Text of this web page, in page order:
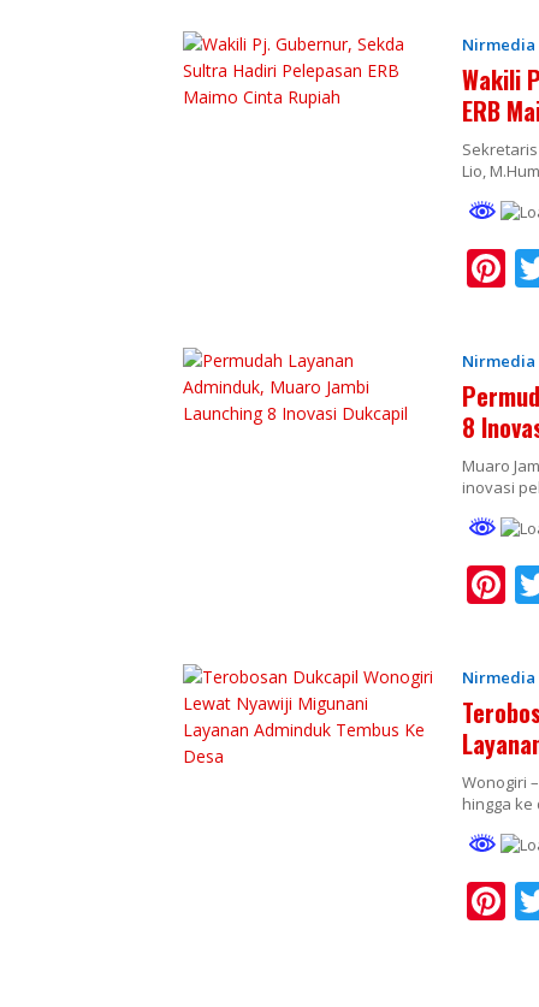
er
e
st
Nirmedia
Wakili
ERB
Lio,
Pi
er
e
st
Nirmedia
8
Muaro
inovasi
Pi
er
e
st
Nirmedia
Wonogiri
hingga
Pi